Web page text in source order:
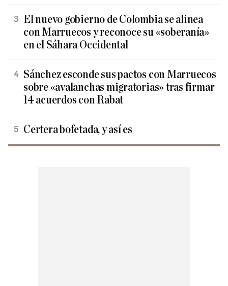
El nuevo gobierno de Colombia se alinea
con Marruecos y reconoce su «soberanía»
en el Sáhara Occidental
Sánchez esconde sus pactos con Marruecos
sobre «avalanchas migratorias» tras firmar
14 acuerdos con Rabat
Certera bofetada, y así es